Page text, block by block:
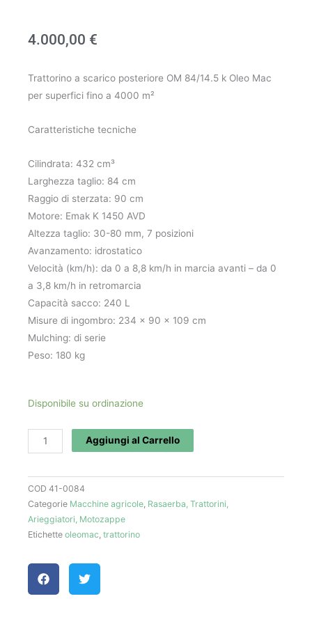
4.000,00 €
Trattorino a scarico posteriore OM 84/14.5 k Oleo Mac
per superfici fino a 4000 m²
Caratteristiche tecniche
Cilindrata: 432 cm³
Larghezza taglio: 84 cm
Raggio di sterzata: 90 cm
Motore: Emak K 1450 AVD
Altezza taglio: 30-80 mm, 7 posizioni
Avanzamento: idrostatico
Velocità (km/h): da 0 a 8,8 km/h in marcia avanti – da 0
a 3,8 km/h in retromarcia
Capacità sacco: 240 L
Misure di ingombro: 234 x 90 x 109 cm
Mulching: di serie
Peso: 180 kg
Disponibile su ordinazione
Trattorino
84/14,5
K"
Mac
quantità
Aggiungi al Carrello
COD 41-0084
Categorie Macchine agricole, Rasaerba, Trattorini,
Arieggiatori, Motozappe
Etichette oleomac, trattorino